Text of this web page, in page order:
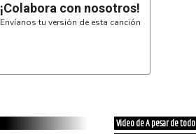
¡Colabora con nosotros!
Envíanos tu versión de esta canción
Video de A pesar de todo